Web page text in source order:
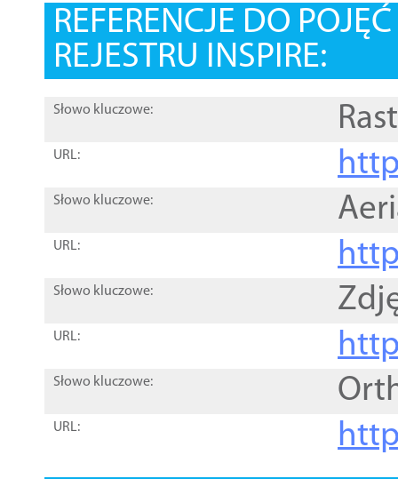
REFERENCJE DO
REJESTRU INSPIRE:
Słowo kluczowe:
URL:
Słowo kluczowe:
URL:
Słowo kluczowe:
URL:
Słowo kluczowe:
URL: